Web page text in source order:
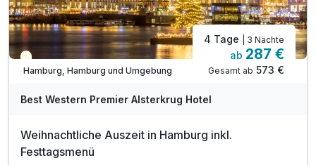
Saisonal verfügbar
Hamburg, Hamburg und Umgebung
4 Tage | 3 Nächte
ab 287 €
Gesamt ab 573 €
Best Western Premier Alsterkrug Hotel
Weihnachtliche Auszeit in Hamburg inkl.
Festtagsmenü